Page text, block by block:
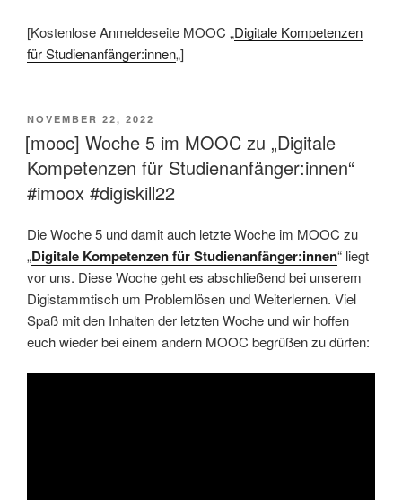
[Kostenlose Anmeldeseite MOOC „Digitale Kompetenzen
für Studienanfänger:innen„]
VERÖFFENTLICHT
AM
NOVEMBER 22, 2022
[mooc] Woche 5 im MOOC zu „Digitale
Kompetenzen für Studienanfänger:innen“
#imoox #digiskill22
Die Woche 5 und damit auch letzte Woche im MOOC zu
„Digitale Kompetenzen für Studienanfänger:innen“ liegt
vor uns. Diese Woche geht es abschließend bei unserem
Digistammtisch um Problemlösen und Weiterlernen. Viel
Spaß mit den Inhalten der letzten Woche und wir hoffen
euch wieder bei einem andern MOOC begrüßen zu dürfen: